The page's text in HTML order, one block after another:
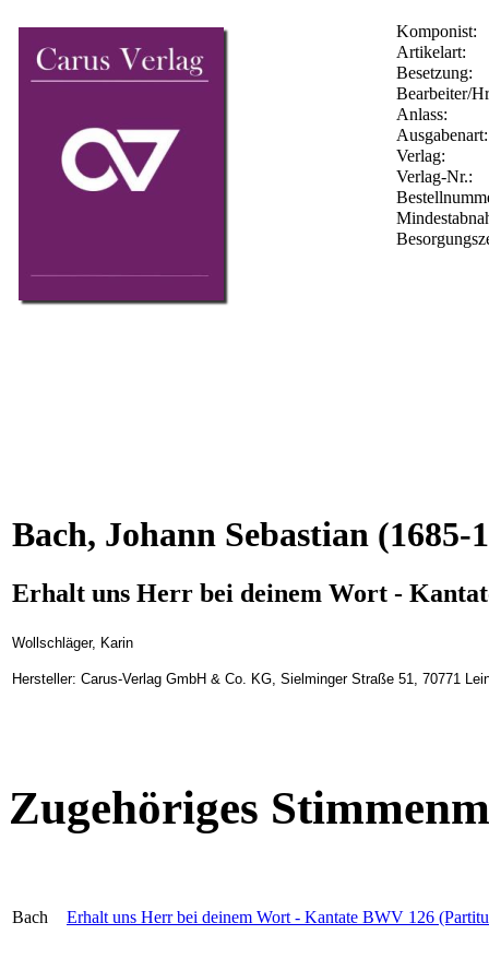
Komponist:
Artikelart:
Besetzung:
Bearbeiter/
Anlass:
Ausgabenart:
Verlag:
Verlag-Nr.:
Bach, Johann Sebastian (1685-
Erhalt uns Herr bei deinem Wort -
Wollschläger, Karin
Hersteller: Carus-Verlag GmbH & Co. KG, Sielminger Straße 51, 70771
Zugehöriges
Bach Erhalt uns Herr bei deinem Wort - Kantate BWV 126